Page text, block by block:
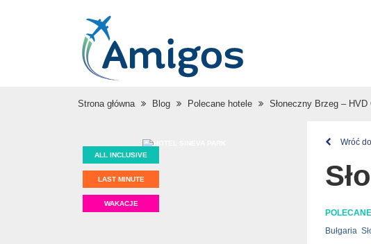
Strona główna Blog Polecane hotele Słoneczny Brzeg – HVD
Wróć
Bułgaria
ALL INCLUSIVE
LAST MINUTE
WAKACJE